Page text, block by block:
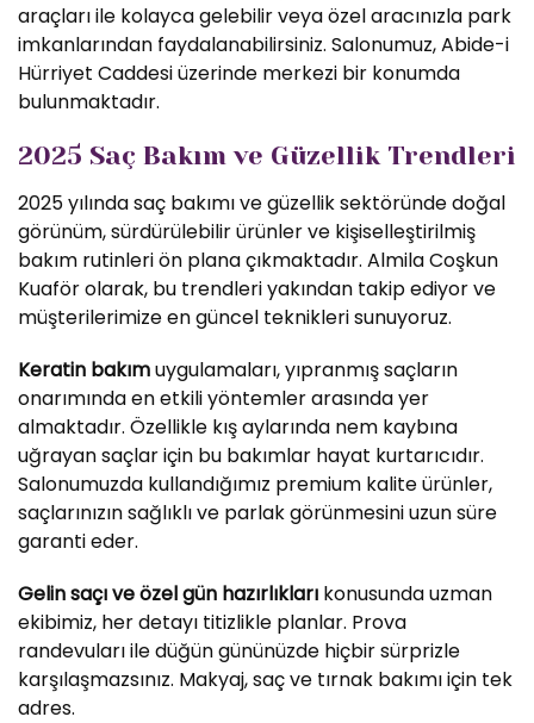
araçları ile kolayca gelebilir veya özel aracınızla park
imkanlarından faydalanabilirsiniz. Salonumuz, Abide-i
Hürriyet Caddesi üzerinde merkezi bir konumda
bulunmaktadır.
2025 Saç Bakım ve Güzellik Trendleri
2025 yılında saç bakımı ve güzellik sektöründe doğal
görünüm, sürdürülebilir ürünler ve kişiselleştirilmiş
bakım rutinleri ön plana çıkmaktadır. Almila Coşkun
Kuaför olarak, bu trendleri yakından takip ediyor ve
müşterilerimize en güncel teknikleri sunuyoruz.
Keratin bakımuygulamaları, yıpranmış saçların
onarımında en etkili yöntemler arasında yer
almaktadır. Özellikle kış aylarında nem kaybına
uğrayan saçlar için bu bakımlar hayat kurtarıcıdır.
Salonumuzda kullandığımız premium kalite ürünler,
saçlarınızın sağlıklı ve parlak görünmesini uzun süre
garanti eder.
Gelin saçı ve özel gün hazırlıkları konusunda uzman
ekibimiz, her detayı titizlikle planlar. Prova
randevuları ile düğün gününüzde hiçbir sürprizle
karşılaşmazsınız. Makyaj, saç ve tırnak bakımı için tek
adres.